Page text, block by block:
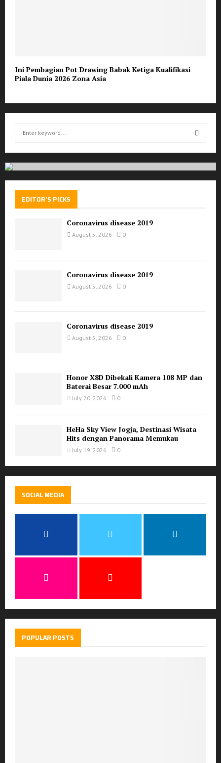
Ini Pembagian Pot Drawing Babak Ketiga Kualifikasi
Piala Dunia 2026 Zona Asia
c
h
f
r
S
E
EDITOR'S PICKS
Coronavirus disease 2019
August 5, 2026 0
Coronavirus disease 2019
August 5, 2026 0
Coronavirus disease 2019
August 5, 2026 0
Honor X8D Dibekali Kamera 108 MP dan
Baterai Besar 7.000 mAh
July 20, 2026 0
HeHa Sky View Jogja, Destinasi Wisata
Hits dengan Panorama Memukau
July 19, 2026 0
SOCIAL MEDIA
POPULAR POSTS